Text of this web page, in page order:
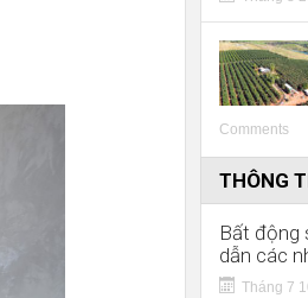
Comments
THÔNG
Bất động
dẫn các
Tháng 7